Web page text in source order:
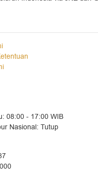
08:00 - 17:00 WIB
Nasional: Tutup